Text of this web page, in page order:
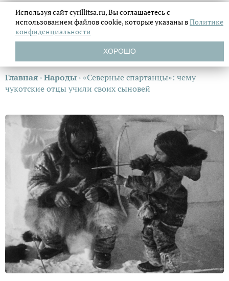
Главная ›Народы ›«Северные спартанцы»: чему
чукотские отцы учили своих сыновей
Используя сайт cyrillitsa.ru, Вы соглашаетесь с
использованием файловcookie, которые указаны вПолитике
конфиденциальности
ХОРОШО